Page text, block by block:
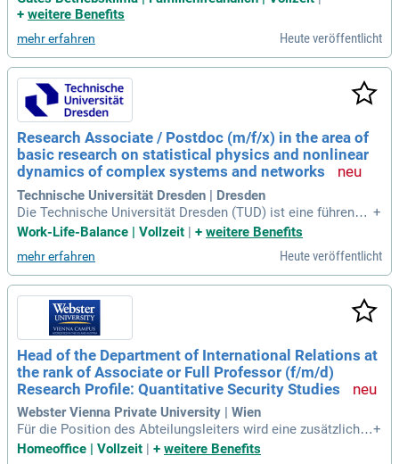
nt zu arbeiten. Engagierte Referent*innen unterstützen Ihre p
einem wertvollen fachlichen Austausch und einer kollegiale
n Teamkultur. Gleichzeitig erwerben Sie umfassende Kompe
tenzen in der Forschungsförderung, die Ihre Karriere fördern.
Bitte geben Sie in Ihren Bewerbungsunterlagen an, ob und wi
e Sie KI-Anwendungen verwendet haben; dies ist jedoch kein
Ausschlusskriterium. Wir ermutigen qualifizierte Frauen bes
onders zur Bewerbung, um den Frauenanteil in unterrepräse
ntierten Bereichen zu steigern.
+ weitere Benefits
mehr erfahren Heute veröffentlicht
Research Associate / Postdoc (m/f/x) in the area of
basic research on statistical physics and nonlinear
dynamics of complex systems and networks
Technische Universität Dresden | Dresden
Die Technische Universität Dresden (TUD) ist eine führende
Forschungsinstitution und wurde 1828 gegründet. Als Univer
orderungen des 21. Jahrhunderts und bietet innovative Lösu
ngsansätze. In der Forschung verbindet sie Natur- und Ingen
ieurwissenschaften mit Geistes- und Sozialwissenschaften
sowie Medizin. Diese interdisziplinäre Ausrichtung fördert d
en Wissenstransfer in die Gesellschaft. Als modern Arbeitg
eber bietet die TUD attraktive Arbeitsbedingungen für Lehre
nde, Forschende, Technologen und Verwaltungsmitarbeiter.
Die TU Dresden ist somit nicht nur regional verankert, sond
ern auch global orientiert, wodurch sie zu einer Top-Universi
tät avanciert ist.
+
Work-Life-Balance | Vollzeit | + weitere Benefits
mehr erfahren Heute veröffentlicht
Head of the Department of International Relations at
the rank of Associate or Full Professor (f/m/d)
Research Profile: Quantitative Security Studies
Webster Vienna Private University | Wien
Für die Position des Abteilungsleiters wird eine zusätzliche
Funktionszulage gewährt. Voraussetzung ist das rechtliche
+
Homeoffice | Vollzeit | + weitere Benefits